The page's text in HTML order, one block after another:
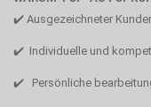
✔️ Ausgezeichneter
✔️ Individuelle und
✔️ Persönliche